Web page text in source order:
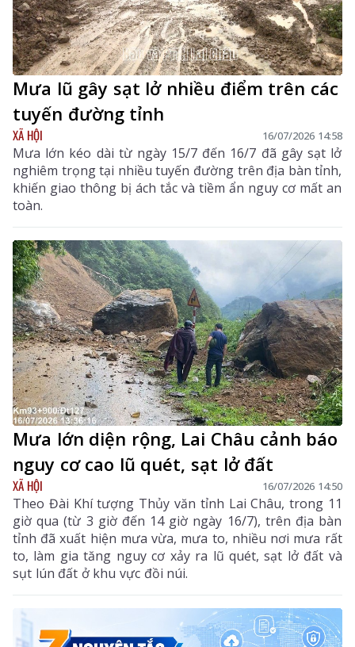
Mưa lũ gây sạt lở nhiều điểm trên các
tuyến đường tỉnh
XÃ HỘI 16/07/2026 14:58
Mưa lớn kéo dài từ ngày 15/7 đến 16/7 đã gây sạt lở
nghiêm trọng tại nhiều tuyến đường trên địa bàn tỉnh,
khiến giao thông bị ách tắc và tiềm ẩn nguy cơ mất an
toàn.
Mưa lớn diện rộng, Lai Châu cảnh báo
nguy cơ cao lũ quét, sạt lở đất
XÃ HỘI 16/07/2026 14:50
Theo Đài Khí tượng Thủy văn tỉnh Lai Châu, trong 11
giờ qua (từ 3 giờ đến 14 giờ ngày 16/7), trên địa bàn
tỉnh đã xuất hiện mưa vừa, mưa to, nhiều nơi mưa rất
to, làm gia tăng nguy cơ xảy ra lũ quét, sạt lở đất và
sụt lún đất ở khu vực đồi núi.